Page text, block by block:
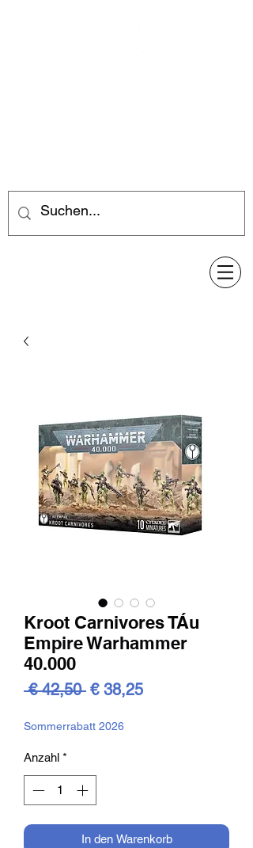
Kroot Carnivores TÁu
Empire Warhammer
40.000
€ 42,50 Standardpreis
€ 38,25Sale-
Sommerrabatt 2026
Anzahl *
In den Warenkorb